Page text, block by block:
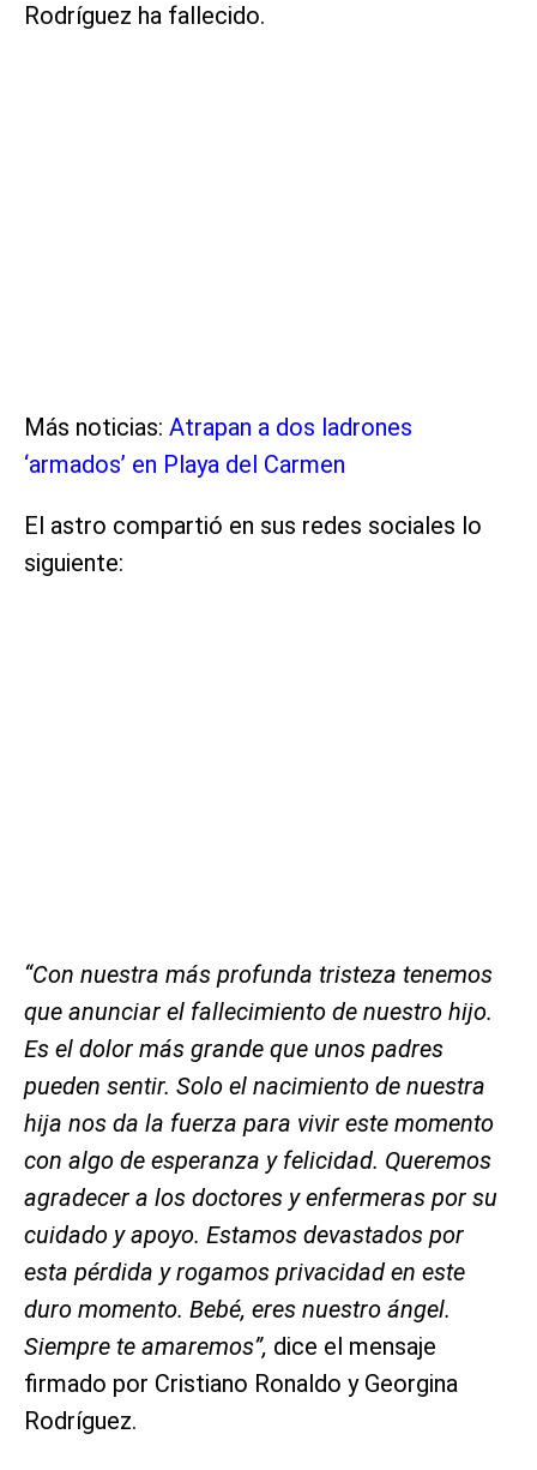
Rodríguez ha fallecido.
Más noticias: Atrapan a dos ladrones
‘armados’ en Playa del Carmen
El astro compartió en sus redes sociales lo
siguiente:
“Con nuestra más profunda tristeza tenemos
que anunciar el fallecimiento de nuestro hijo.
Es el dolor más grande que unos padres
pueden sentir. Solo el nacimiento de nuestra
hija nos da la fuerza para vivir este momento
con algo de esperanza y felicidad. Queremos
agradecer a los doctores y enfermeras por su
cuidado y apoyo. Estamos devastados por
esta pérdida y rogamos privacidad en este
duro momento. Bebé, eres nuestro ángel.
Siempre te amaremos”, dice el mensaje
firmado por Cristiano Ronaldo y Georgina
Rodríguez.